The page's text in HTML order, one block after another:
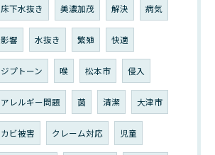
床下水抜き 美濃加茂 解決 病気
影響 水抜き 繁殖 快適
ジプトーン 喉 松本市 侵入
アレルギー問題 菌 清潔 大津市
カビ被害 クレーム対応 児童